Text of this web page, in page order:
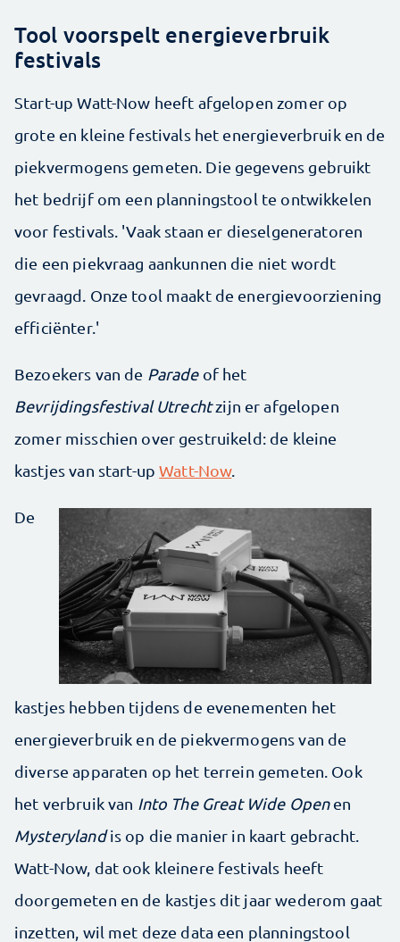
Tool voorspelt energieverbruik
festivals
Start-up Watt-Now heeft afgelopen zomer op
grote en kleine festivals het energieverbruik en de
piekvermogens gemeten. Die gegevens gebruikt
het bedrijf om een planningstool te ontwikkelen
voor festivals. 'Vaak staan er dieselgeneratoren
die een piekvraag aankunnen die niet wordt
gevraagd. Onze tool maakt de energievoorziening
efficiënter.'
Bezoekers van de Paradeof het
Bevrijdingsfestival Utrechtzijn er afgelopen
zomer misschien over gestruikeld: de kleine
kastjes van start-upWatt-Now.
De
kastjes hebben tijdens de evenementen het
energieverbruik en de piekvermogens van de
diverse apparaten op het terrein gemeten. Ook
het verbruik van Into The Great Wide Openen
Mysterylandis op die manier in kaart gebracht.
Watt-Now, dat ook kleinere festivals heeft
doorgemeten en de kastjes dit jaar wederom gaat
inzetten, wil met deze data een planningstool